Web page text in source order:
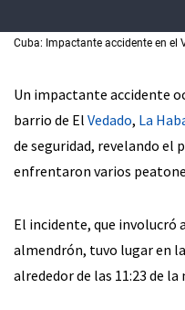
Cuba: Impactante accidente en el
Un impactante accidente
barrio de El Vedado, La
de seguridad, revelando el
enfrentaron varios
El incidente, que involucró
almendrón, tuvo lugar en la
alrededor de las 11:23 de la